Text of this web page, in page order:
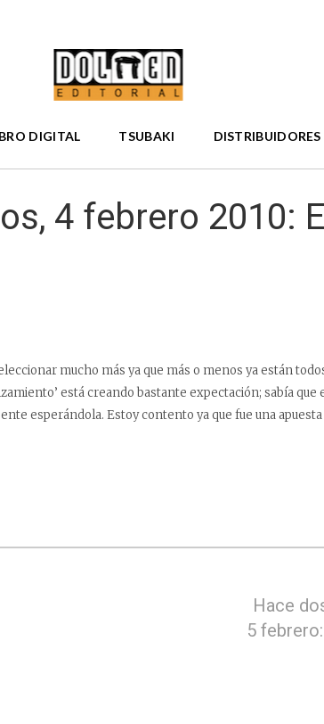
DIGITAL TSUBAKI DISTRIBUIDORES
4 febrero 2010: El
mucho más ya que más o menos ya están
está creando bastante expectación; sabía que
esperándola. Estoy contento ya que fue una
Hace
5